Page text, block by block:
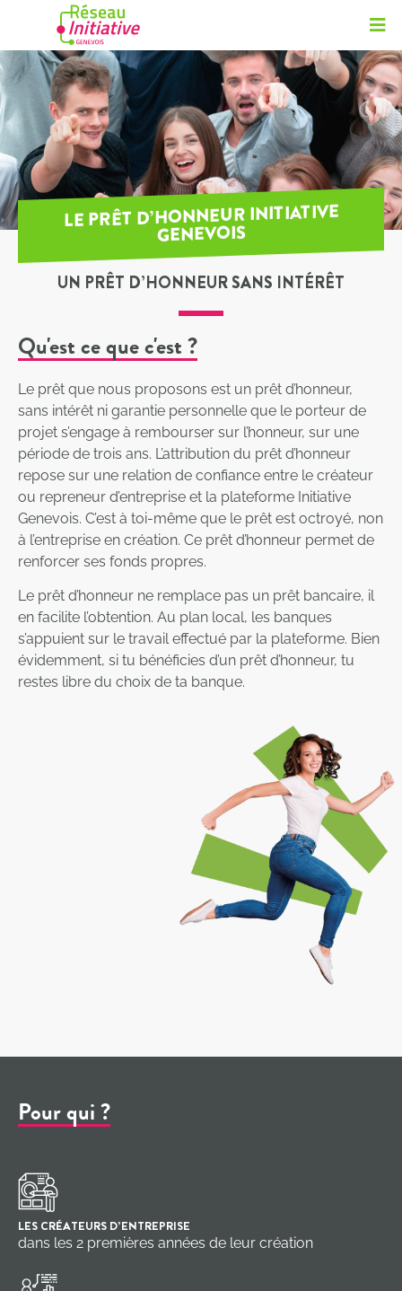
LE PRÊT D’HONNEUR INITIATIVE
GENEVOIS
UN PRÊT D’HONNEUR SANS INTÉRÊT
Qu'est ce que c'est ?
Le prêt que nous proposons est un prêt d’honneur,
sans intérêt ni garantie personnelle que le porteur de
projet s’engage à rembourser sur l’honneur, sur une
période de trois ans. L’attribution du prêt d’honneur
repose sur une relation de confiance entre le créateur
ou repreneur d’entreprise et la plateforme Initiative
Genevois. C’est à toi-même que le prêt est octroyé, non
à l’entreprise en création. Ce prêt d’honneur permet de
renforcer ses fonds propres.
Le prêt d’honneur ne remplace pas un prêt bancaire, il
en facilite l’obtention. Au plan local, les banques
s’appuient sur le travail effectué par la plateforme. Bien
évidemment, si tu bénéficies d’un prêt d’honneur, tu
restes libre du choix de ta banque.
Pour qui ?
LES CRÉATEURS D’ENTREPRISE
dans les 2 premières années de leur création